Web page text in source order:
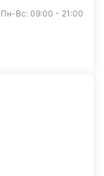
Пн-Вс: 09:00 - 21:00